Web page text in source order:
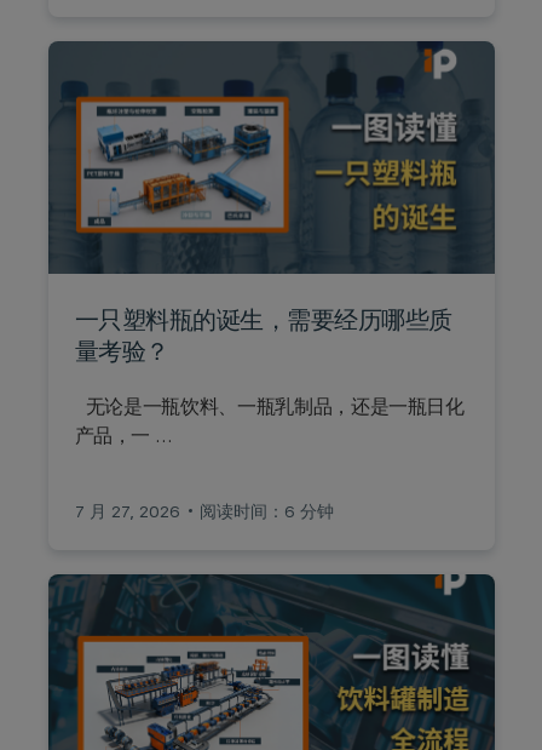
一只塑料瓶的诞生，需要经历哪些质
量考验？
无论是一瓶饮料、一瓶乳制品，还是一瓶日化
产品，一 …
7 月 27, 2026 阅读时间：6 分钟